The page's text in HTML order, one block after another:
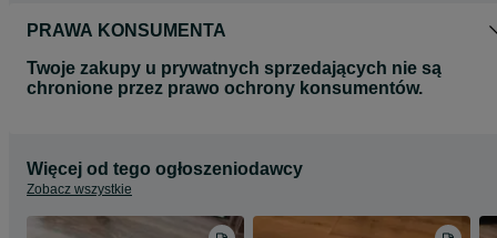
PRAWA KONSUMENTA
Twoje zakupy u prywatnych sprzedających nie są
chronione przez prawo ochrony konsumentów.
Więcej od tego ogłoszeniodawcy
Zobacz wszystkie